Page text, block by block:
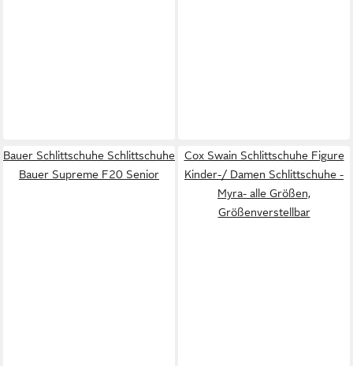
Bauer Schlittschuhe Schlittschuhe
Bauer Supreme F20 Senior
Cox Swain Schlittschuhe Figure
Kinder-/ Damen Schlittschuhe -
Myra- alle Größen,
Größenverstellbar